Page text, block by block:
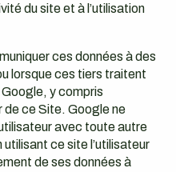
du site et à l’utilisation
ces données à des
lorsque ces tiers traitent
y compris
de ce Site. Google ne
avec toute autre
ce site l’utilisateur
de ses données à